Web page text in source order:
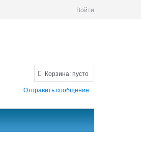
Войти
Корзина:пусто
Отправить сообщение